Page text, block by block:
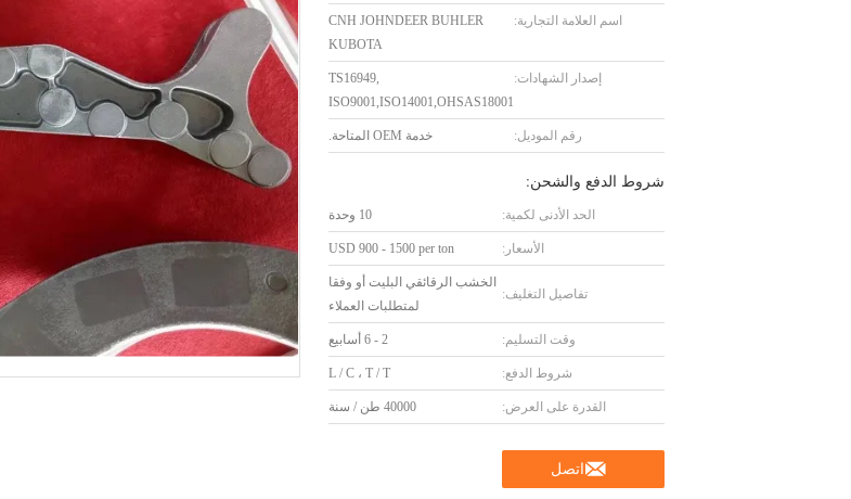
اسم العلامة التجارية:
CNH JOHNDEER BUHLER
KUBOTA
إصدار الشهادات:
TS16949,
ISO9001,ISO14001,OHSAS18001
رقم الموديل: خدمة OEM المتاحة.
شروط الدفع والشحن:
الحد الأدنى لكمية: 10 وحدة
الأسعار: USD 900 - 1500 per ton
تفاصيل التغليف:
الخشب الرقائقي البليت أو وفقا
لمتطلبات العملاء
وقت التسليم: 2 - 6 أسابيع
شروط الدفع: L / C ، T / T
القدرة على العرض: 40000 طن / سنة
اتصل